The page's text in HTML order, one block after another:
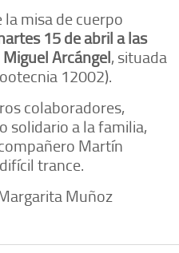
misa de cuerpo
15 de abril a las
Miguel Arcángel, situada
12002).
colaboradores,
solidario a la familia,
Martín
trance.
Muñoz